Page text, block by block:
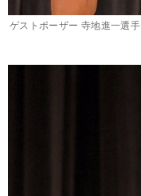
ゲストポーザー 寺地進一選手